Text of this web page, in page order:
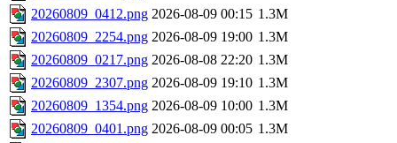
20260809_0412.png 2026-08-09 00:15 1.3M
20260809_2254.png 2026-08-09 19:00 1.3M
20260809_0217.png 2026-08-08 22:20 1.3M
20260809_2307.png 2026-08-09 19:10 1.3M
20260809_1354.png 2026-08-09 10:00 1.3M
20260809_0401.png 2026-08-09 00:05 1.3M